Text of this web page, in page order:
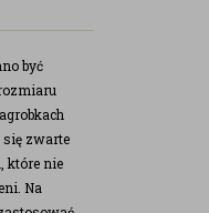
być
się zwarte
które nie
Na